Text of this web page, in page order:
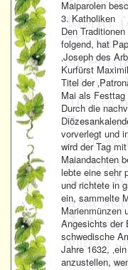
Maiparolen
3. Katholiken
Den
folgend, hat
‚Joseph des
Kurfürst
Titel der
Mai als
Durch die
vorverlegt und
wird der Tag
Maiandachten
lebte eine sehr
und richtete in
ein, sammelte
Marienmünzen
Angesichts der
schwedische
Jahre 1632,
anzustellen,